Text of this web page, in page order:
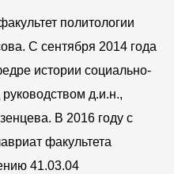
политологии
С сентября 2014 года
истории социально-
д.и.н.,
В 2016 году с
факультета
41.03.04